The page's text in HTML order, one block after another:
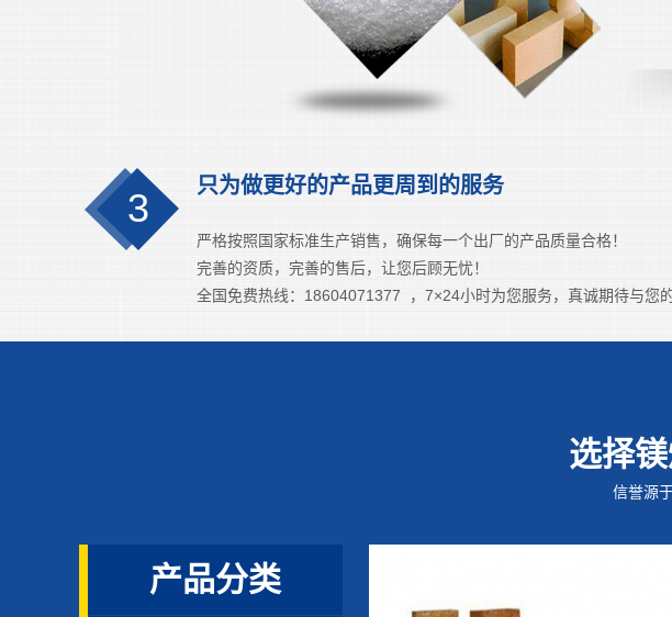
3 只为做更好的产品更周到的服务
严格按照国家标准生产销售，确保每一个出厂的产品质量合格！
完善的资质，完善的售后，让您后顾无忧！
全国免费热线：18604071377 ，7×24小时为您服务，真诚期待与您的
选择
信誉源
产品分类